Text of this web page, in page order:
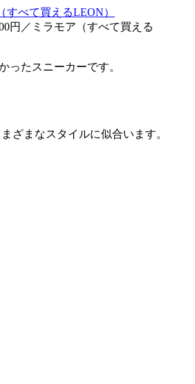
円／ミラモア（すべて買える
ったスニーカーです。
ざまなスタイルに似合います。